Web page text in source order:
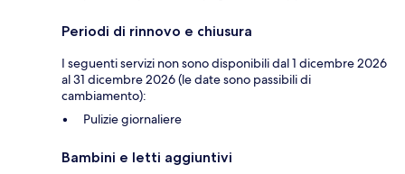
Periodi di rinnovo e chiusura
I seguenti servizi non sono disponibili dal 1 dicembre 2026
al 31 dicembre 2026 (le date sono passibili di
cambiamento):
Pulizie giornaliere
Bambini e letti aggiuntivi